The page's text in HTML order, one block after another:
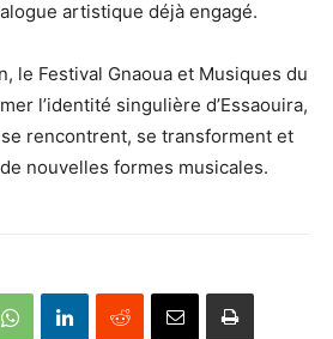
artistique déjà engagé.
le Festival Gnaoua et Musiques du
l’identité singulière d’Essaouira,
rencontrent, se transforment et
nouvelles formes musicales.